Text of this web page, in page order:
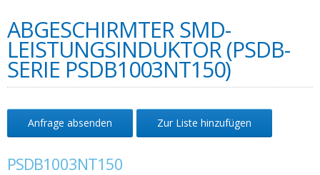
ABGESCHIRMTER SMD-
LEISTUNGSINDUKTOR (PSDB-
SERIE PSDB1003NT150)
Anfrage absenden Zur Liste hinzufügen
PSDB1003NT150